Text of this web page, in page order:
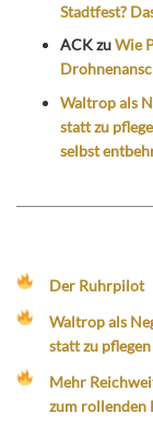
Stadtfest?
ACKzuWie
Waltrop als
statt zu
selbst
Der Ruhrpilot
Waltrop als
statt zu pflegen
Mehr
zum rollenden